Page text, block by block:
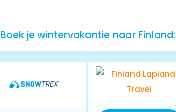
Boek je wintervakantie naar Finland: